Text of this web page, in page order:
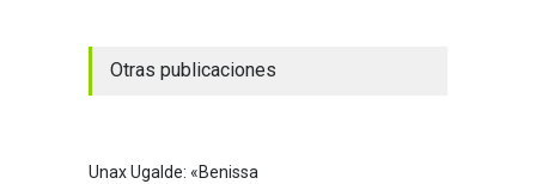
Otras publicaciones
Unax Ugalde: «Benissa